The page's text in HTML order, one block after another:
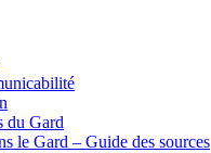
du Gard
le Gard – Guide des sources